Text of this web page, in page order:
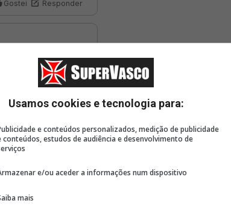
Usamos cookies e tecnologia para:
e conteúdos personalizados, medição de publicidade
conteúdos, estudos de audiência e desenvolvimento de
e/ou aceder a informações num dispositivo
mais